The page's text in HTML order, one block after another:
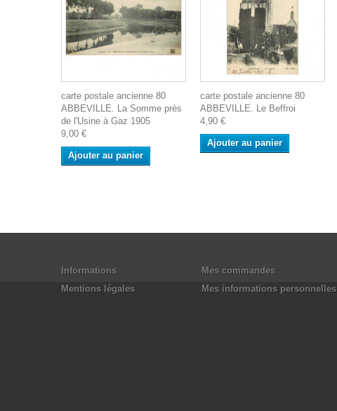
carte postale ancienne 80
ABBEVILLE. La Somme près
de l'Usine à Gaz 1905
9,00 €
Ajouter au panier
carte postale ancienne 80
ABBEVILLE. Le Beffroi
4,90 €
Ajouter au panier
Informations
Mentions légales
Mes commandes
Mes informations personnelles